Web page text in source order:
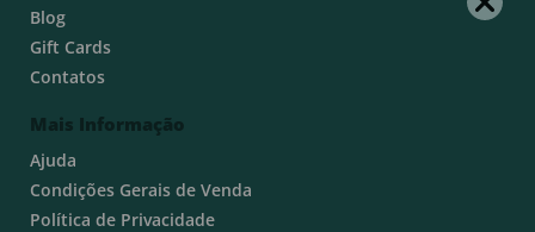
Blog
Gift Cards
Contatos
Mais Informação
Ajuda
Condições Gerais de Venda
Política de Privacidade